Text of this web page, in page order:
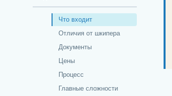
Что такое
Аренда яхты «как есть» - без
чартера в мире.
Май 2026
Что входит
Отличия от шкипера
Документы
Цены
Процесс
Главные сложности